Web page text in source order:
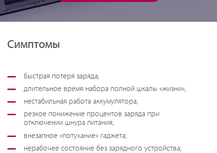
Симптомы
быстрая потеря заряда;
длительное время набора полной шкалы «жизни»;
нестабильная работа аккумулятора;
резкое понижение процентов заряда при
отключении шнура питания;
внезапное «потухание» гаджета;
нерабочее состояние без зарядного устройства;